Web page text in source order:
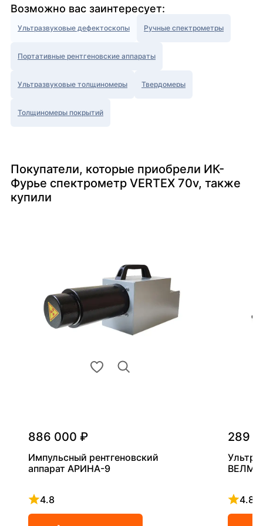
Возможно вас заинтересует:
Ультразвуковые дефектоскопы Ручные спектрометры
Портативные рентгеновские аппараты
Ультразвуковые толщиномеры Твердомеры
Толщиномеры покрытий
Покупатели, которые приобрели ИК-
Фурье спектрометр VERTEX 70v, также
купили
886 000 ₽
Импульсный рентгеновский
аппарат АРИНА-9
4.8
Рейтинг 4.8 из 5
289
4.8